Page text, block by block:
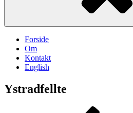
Forside
Om
Kontakt
English
Ystradfellte